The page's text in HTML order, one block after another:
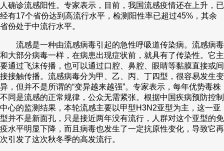
人确诊流感阳性。专家表示，目前，我国流感疫情还在上升，已
经有17个省份达到高流行水平，检测阳性率已超过45%，其余
省份处于中流行水平。
流感是一种由流感病毒引起的急性呼吸道传染病。流感病毒
和大部分病毒一样，在病患出现症状前，就具有了传染性。它主
要通过飞沫传播，也可以通过口腔、鼻腔、眼睛等黏膜直接或间
接接触传播。流感病毒分为甲、乙、丙、丁四型，很容易发生变
异，但并不是所谓的“变异越来越强”。专家表示，每年优势毒株
不同是流感的正常规律，公众无需紧张。根据中国疾病预防控制
中心的监测结果，本轮流感主要以甲型H3N2亚型为主，这一亚
型并不是新面孔，只是接近两年没有流行，人群对这个亚型的免
疫水平明显下降，而且病毒也发生了一定抗原性变化，导致它再
次引发了这次秋冬季的高发流行。